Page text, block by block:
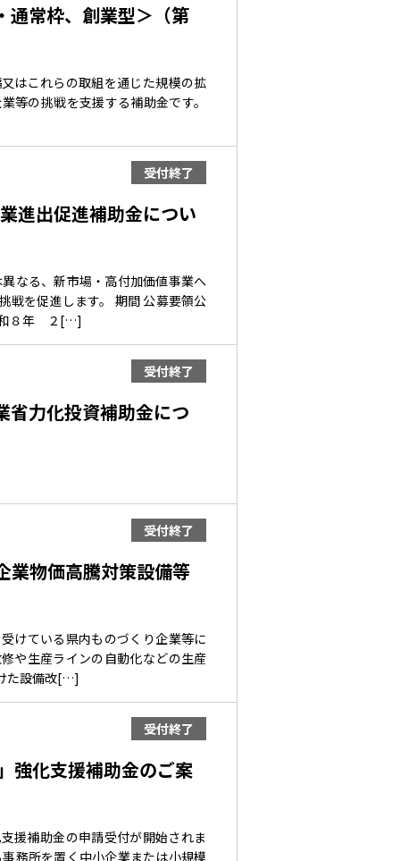
通常枠、創業型＞（第
はこれらの取組を通じた規模の拡
等の挑戦を支援する補助金です。
受付終了
進出促進補助金につい
なる、新市場・高付加価値事業へ
戦を促進します。 期間 公募要領公
和８年 ２[…]
受付終了
省力化投資補助金につ
受付終了
業物価高騰対策設備等
けている県内ものづくり企業等に
や生産ラインの自動化などの生産
た設備改[…]
受付終了
強化支援補助金のご案
援補助金の申請受付が開始されま
務所を置く中小企業または小規模